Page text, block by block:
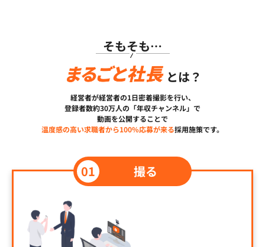
そもそも…
とは？
経営者が経営者の1日密着撮影を行い、
登録者数約30万人の「年収チャンネル」で
動画を公開することで
温度感の高い求職者から100%応募が来る採用施策です。
撮る